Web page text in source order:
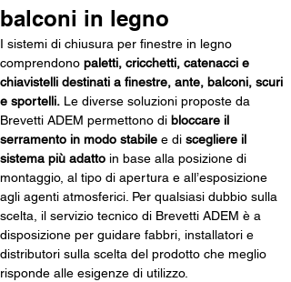
balconi in legno
I sistemi di chiusura per finestre in legno
comprendono paletti, cricchetti, catenacci e
chiavistelli destinati a finestre, ante, balconi, scuri
e sportelli. Le diverse soluzioni proposte da
Brevetti ADEM permettono di bloccare il
serramento in modo stabile e di scegliere il
sistema più adatto in base alla posizione di
montaggio, al tipo di apertura e all’esposizione
agli agenti atmosferici. Per qualsiasi dubbio sulla
scelta, il servizio tecnico di Brevetti ADEM è a
disposizione per guidare fabbri, installatori e
distributori sulla scelta del prodotto che meglio
risponde alle esigenze di utilizzo.